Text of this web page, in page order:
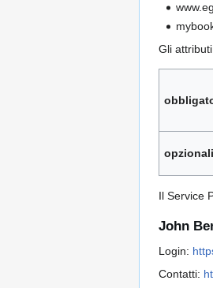
Gli
opzionali
Il Service
John
Login:
Contatti: